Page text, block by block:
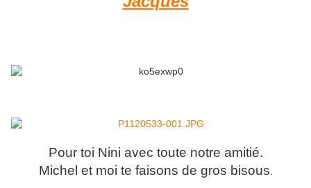
Pour toi Nini avec toute notre amitié.
Michel et moi te faisons de gros bisous